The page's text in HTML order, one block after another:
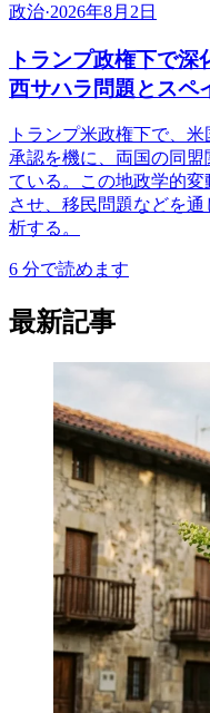
政治·2026年8月2日
トランプ政権下で深
西サハラ問題とスペ
トランプ米政権下で、
承認を機に、両国の同
ている。この地政学的
させ、移民問題などを
析する。
6 分で読めます
最新記事